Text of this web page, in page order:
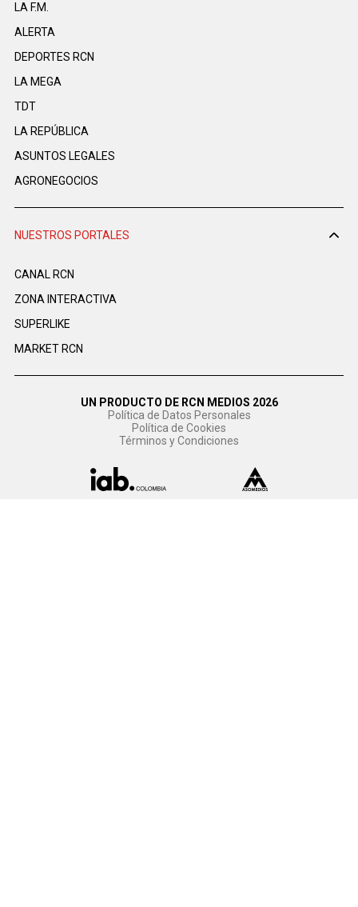
LA F.M.
ALERTA
DEPORTES RCN
LA MEGA
TDT
LA REPÚBLICA
ASUNTOS LEGALES
AGRONEGOCIOS
NUESTROS PORTALES
CANAL RCN
ZONA INTERACTIVA
SUPERLIKE
MARKET RCN
UN PRODUCTO DE RCN MEDIOS 2026
Política de Datos Personales
Política de Cookies
Términos y Condiciones